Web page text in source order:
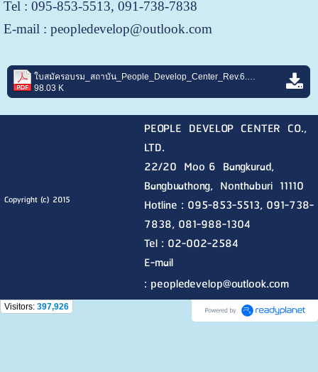
Tel : 095-853-5513, 091-738-7838
E-mail : peopledevelop@outlook.com
98.03 K
Copyright (c) 2015
PEOPLE DEVELOP CENTER CO.,
LTD.
22/20 Moo 6 Bangkurad,
Bangbuathong, Nonthaburi 11110
Hotline : 095-853-5513, 091-738-
7838, 081-988-1304
Tel : 02-002-2584
E-mail
: peopledevelop@outlook.com
Visitors: 397,926